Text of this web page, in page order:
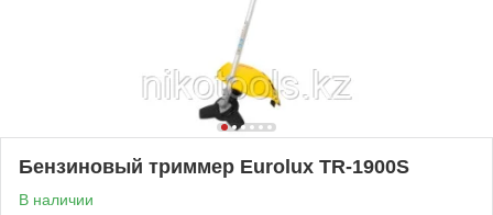
Бензиновый триммер Eurolux TR-1900S
В наличии